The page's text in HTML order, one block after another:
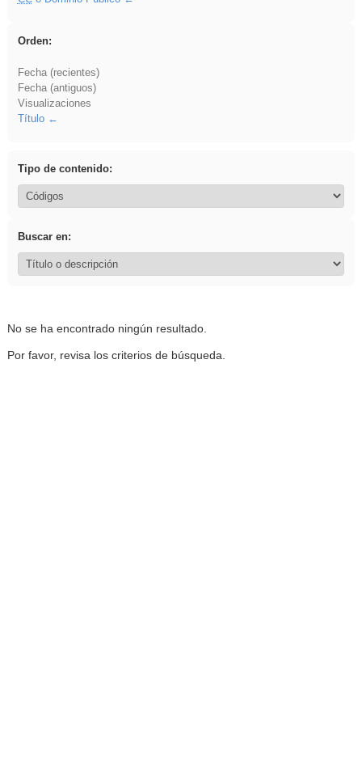
Orden:
Fecha (recientes)
Fecha (antiguos)
Visualizaciones
Título
Tipo de contenido:
Buscar en:
No se ha encontrado ningún resultado.
Por favor, revisa los criterios de búsqueda.